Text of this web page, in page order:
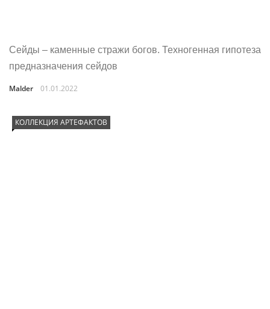
Сейды – каменные стражи богов. Техногенная гипотеза
предназначения сейдов
Malder 01.01.2022
КОЛЛЕКЦИЯ АРТЕФАКТОВ